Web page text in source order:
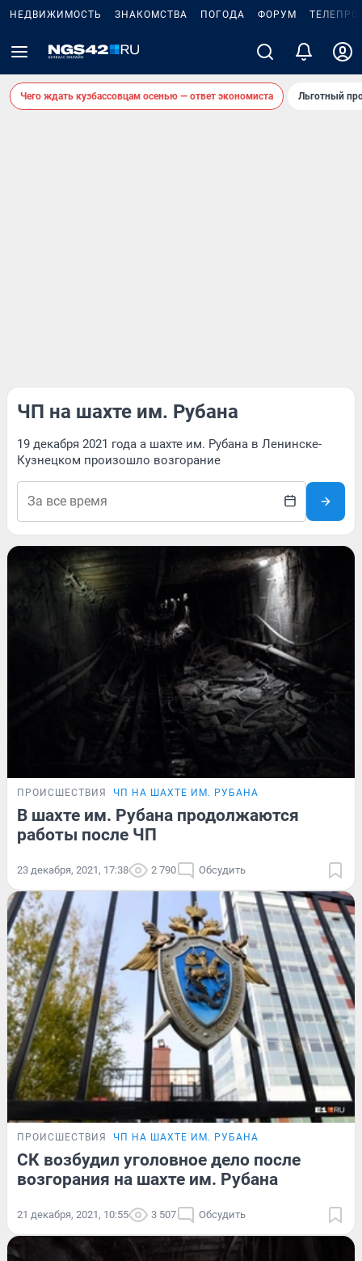
НЕДВИЖИМОСТЬ ЗНАКОМСТВА ПОГОДА ФОРУМ
Чего ждать кузбассовцам осенью — ответ экономиста Льготный
ЧП на шахте им. Рубана
19 декабря 2021 года а шахте им. Рубана в Ленинске-
Кузнецком произошло возгорание
ПРОИСШЕСТВИЯ ЧП НА ШАХТЕ ИМ. РУБАНА
В шахте им. Рубана продолжаются
работы после ЧП
23 декабря, 2021, 17:38 2 790 Обсудить
ПРОИСШЕСТВИЯ ЧП НА ШАХТЕ ИМ. РУБАНА
СК возбудил уголовное дело после
возгорания на шахте им. Рубана
21 декабря, 2021, 10:55 3 507 Обсудить